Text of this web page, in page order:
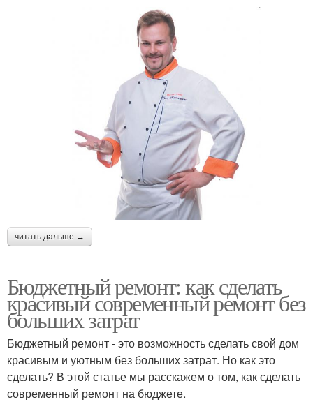
читать дальше →
Бюджетный ремонт: как сделать
красивый современный ремонт без
больших затрат
Бюджетный ремонт - это возможность сделать свой дом
красивым и уютным без больших затрат. Но как это
сделать? В этой статье мы расскажем о том, как сделать
современный ремонт на бюджете.